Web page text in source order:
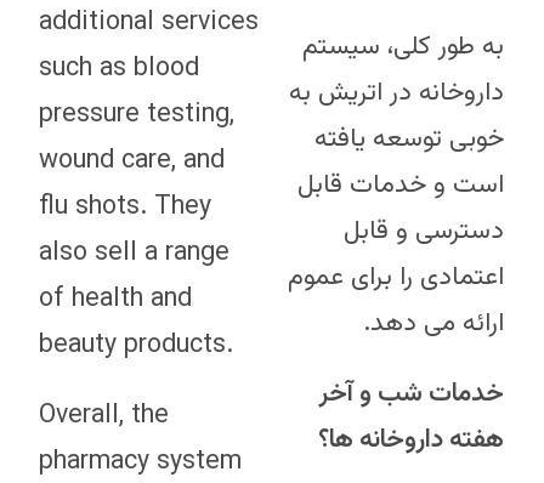
additional services
such as blood
pressure testing,
wound care, and
flu shots. They
also sell a range
of health and
beauty products.
Overall, the
pharmacy system
به طور کلی، سیستم
داروخانه در اتریش به
خوبی توسعه یافته
است و خدمات قابل
دسترسی و قابل
اعتمادی را برای عموم
ارائه می دهد.
خدمات شب و آخر
هفته داروخانه ها؟